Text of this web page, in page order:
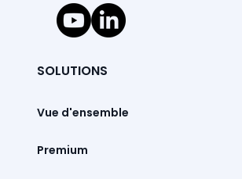
SOLUTIONS
Vue d'ensemble
Premium